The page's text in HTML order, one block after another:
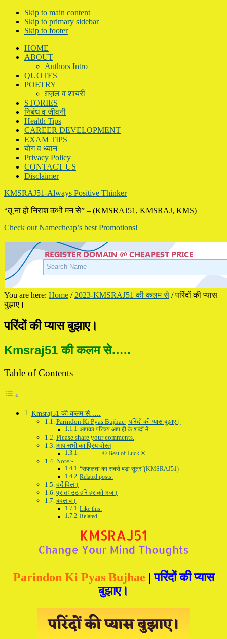
Skip to main content
Skip to primary sidebar
Skip to footer
HOME
ABOUT
Authors Intro
QUOTES
POETRY
ग़ज़ल व शायरी
STORIES
निबंध व जीवनी
Health Tips
CAREER DEVELOPMENT
EXAM TIPS
योग व ध्यान
Privacy Policy
CONTACT US
Disclaimer
KMSRAJ51-Always Positive Thinker
“तू ना हो निराश कभी मन से” – (KMSRAJ51, KMSRAJ, KMS)
Check out Namecheap’s best Promotions!
You are here: Home / 2023-KMSRAJ51 की कलम से /परिंदों की प्यास
बुझाए।
परिंदों की प्यास बुझाए।
Kmsraj51 की कलम से…..
Table of Contents
Kmsraj51 की कलम से…..
Parindon Ki Pyas Bujhae | परिंदों की प्यास बुझाए।
आपका परिचय आप ही के शब्दों में:—
Please share your comments.
आप सभी का प्रिय दोस्त
———– © Best of Luck ®———–
Note:-
“सफलता का सबसे बड़ा सूत्र”(KMSRAJ51)
Related posts:
दर्दे दिल।
प्रातः उठ हरि हर को भज।
बदलाव।
Like this:
Related
Parindon Ki Pyas Bujhae |परिंदों की प्यास
बुझाए।